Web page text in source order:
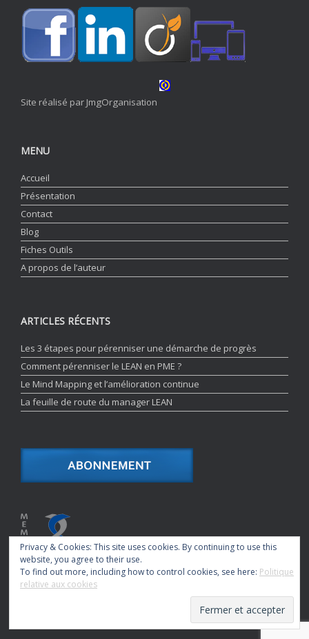
Site réalisé par JmgOrganisation
MENU
Accueil
Présentation
Contact
Blog
Fiches Outils
A propos de l’auteur
ARTICLES RÉCENTS
Les 3 étapes pour pérenniser une démarche de progrès
Comment pérenniser le LEAN en PME ?
Le Mind Mapping et l’amélioration continue
La feuille de route du manager LEAN
Privacy & Cookies: This site uses cookies. By continuing to use this
website, you agree to their use.
To find out more, including how to control cookies, see here: Politique
relative aux cookies